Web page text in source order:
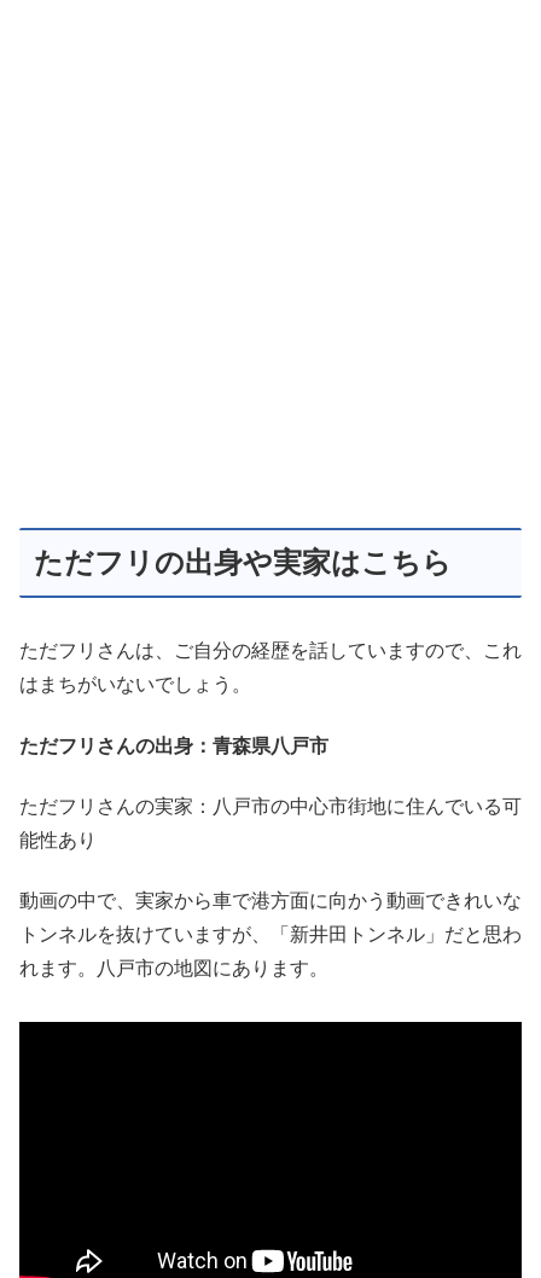
ただフリの出身や実家はこちら
ただフリさんは、ご自分の経歴を話していますので、これ
はまちがいないでしょう。
ただフリさんの出身：青森県八戸市
ただフリさんの実家：八戸市の中心市街地に住んでいる可
能性あり
動画の中で、実家から車で港方面に向かう動画できれいな
トンネルを抜けていますが、「新井田トンネル」だと思わ
れます。八戸市の地図にあります。